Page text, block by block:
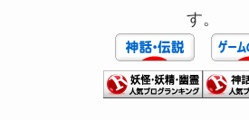
す。